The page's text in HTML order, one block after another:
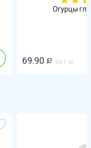
Огурцы
69.90 Р за 1 кг